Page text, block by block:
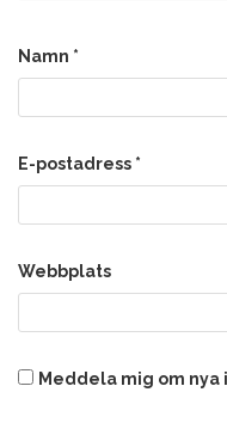
Namn *
E-postadress *
Webbplats
Meddela mig om